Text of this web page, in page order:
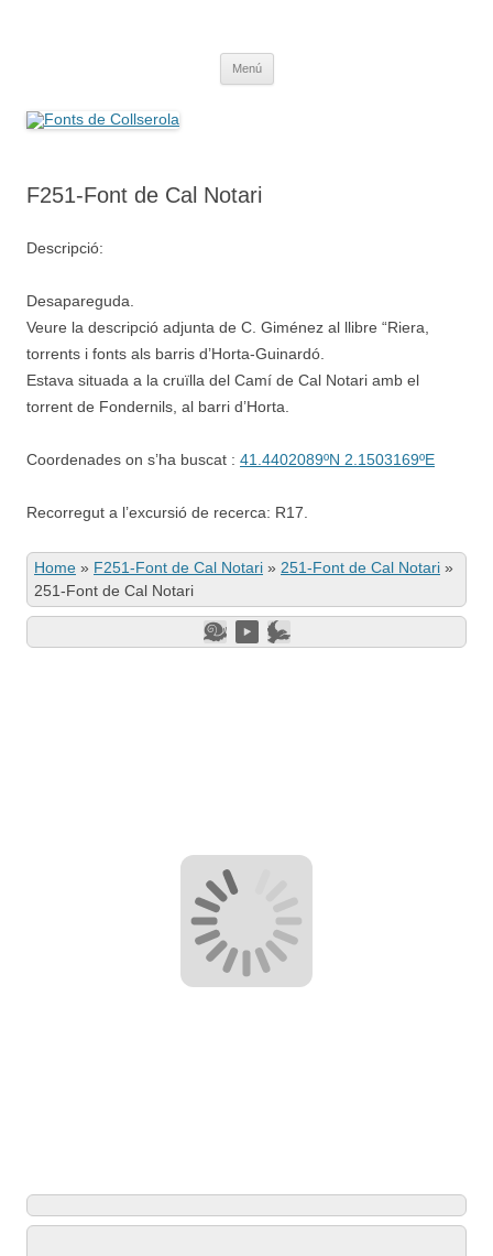
Menú
F251-Font de Cal Notari
Descripció:
Desapareguda.
Veure la descripció adjunta de C. Giménez al llibre “Riera,
torrents i fonts als barris d’Horta-Guinardó.
Estava situada a la cruïlla del Camí de Cal Notari amb el
torrent de Fondernils, al barri d’Horta.
Coordenades on s’ha buscat : 41.4402089ºN 2.1503169ºE
Recorregut a l’excursió de recerca: R17.
Home » F251-Font de Cal Notari » 251-Font de Cal Notari »
251-Font de Cal Notari